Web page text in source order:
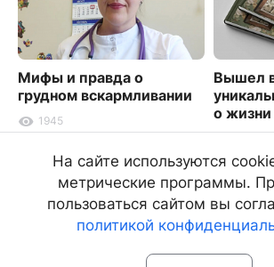
Мифы и правда о
грудном вскармливании
1945
Вышел
о жизни
На сайте используются
метрические программы.
пользоваться сайтом вы
политикой